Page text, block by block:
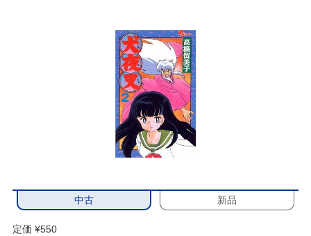
中古 新品
定価 ¥550